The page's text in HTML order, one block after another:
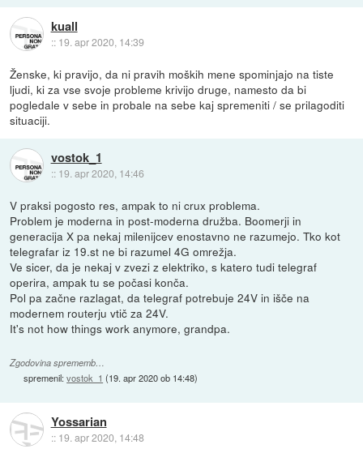
kuall
:: 19. apr 2020, 14:39
Ženske, ki pravijo, da ni pravih moških mene spominjajo na tiste
ljudi, ki za vse svoje probleme krivijo druge, namesto da bi
pogledale v sebe in probale na sebe kaj spremeniti / se prilagoditi
situaciji.
vostok_1
:: 19. apr 2020, 14:46
V praksi pogosto res, ampak to ni crux problema.
Problem je moderna in post-moderna družba. Boomerji in
generacija X pa nekaj milenijcev enostavno ne razumejo. Tko kot
telegrafar iz 19.st ne bi razumel 4G omrežja.
Ve sicer, da je nekaj v zvezi z elektriko, s katero tudi telegraf
operira, ampak tu se počasi konča.
Pol pa začne razlagat, da telegraf potrebuje 24V in išče na
modernem routerju vtič za 24V.
It's not how things work anymore, grandpa.
Zgodovina sprememb…
spremenil:vostok_1 (19. apr 2020 ob 14:48)
Yossarian
:: 19. apr 2020, 14:48